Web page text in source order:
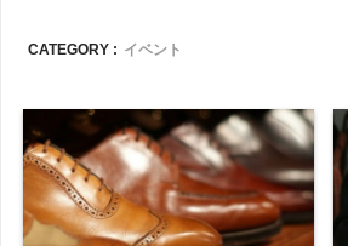
CATEGORY : イベント